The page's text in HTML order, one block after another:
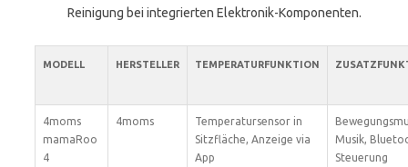
Reinigung bei integrierten Elektronik-Komponenten.
MODELL HERSTELLER TEMPERATURFUNKTION
4moms
mamaRoo
4
4moms
Temperatursensor in
Sitzfläche, Anzeige via
App
Musik,
Steuerung